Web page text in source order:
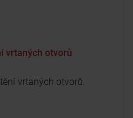
vrtaných otvorů
vrtaných otvorů.